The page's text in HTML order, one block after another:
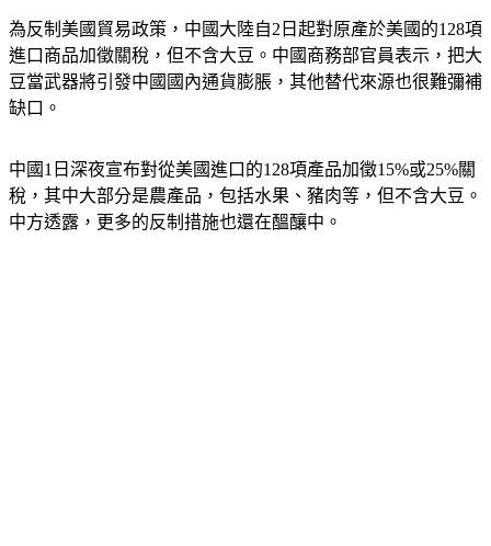
為反制美國貿易政策，中國大陸自2日起對原產於美國的128項
進口商品加徵關稅，但不含大豆。中國商務部官員表示，把大
豆當武器將引發中國國內通貨膨脹，其他替代來源也很難彌補
缺口。
中國1日深夜宣布對從美國進口的128項產品加徵15%或25%關
稅，其中大部分是農產品，包括水果、豬肉等，但不含大豆。
中方透露，更多的反制措施也還在醞釀中。